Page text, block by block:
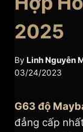
2025
By Linh Nguyễn
03/24/2023
G63 độ
đẳng cấp